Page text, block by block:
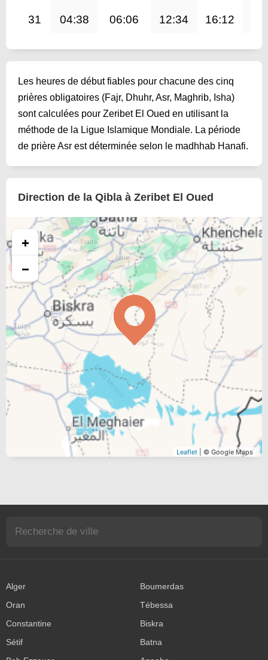
31 04:38 06:06 12:34 16:12
Les heures de début fiables pour chacune des cinq
prières obligatoires (Fajr, Dhuhr, Asr, Maghrib, Isha)
sont calculées pour Zeribet El Oued en utilisant la
méthode de la Ligue Islamique Mondiale. La période
de prière Asr est déterminée selon le madhhab Hanafi.
Direction de la Qibla à Zeribet El Oued
+
−
Leaflet | © Google Maps
Alger
Boumerdas
Oran
Tébessa
Constantine
Biskra
Sétif
Batna